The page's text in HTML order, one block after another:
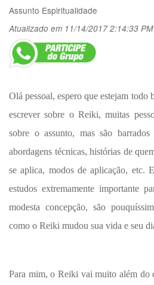
Assunto Espiritualidade
Atualizado em 11/14/2017 2:14:33 PM
Olá pessoal, espero que estejam todo
escrever sobre o Reiki, muitas
sobre o assunto, mas são
abordagens técnicas, histórias de
se aplica, modos de aplicação, etc.
estudos extremamente importante
modesta concepção, são
como o Reiki mudou sua vida e seu
Para mim, o Reiki vai muito além do